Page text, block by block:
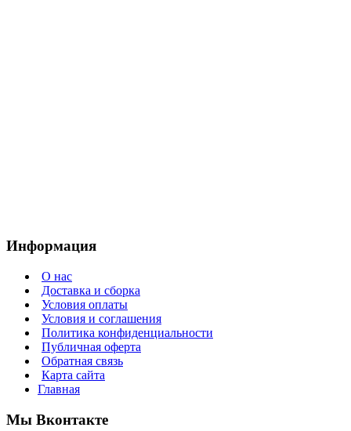
Информация
О нас
Доставка и сборка
Условия оплаты
Условия и соглашения
Политика конфиденциальности
Публичная оферта
Обратная связь
Карта сайта
Главная
Мы Вконтакте